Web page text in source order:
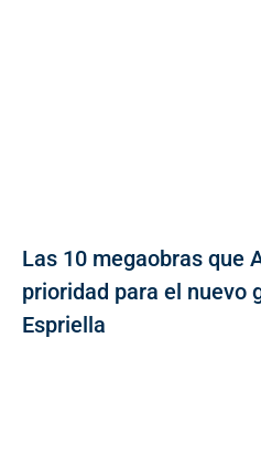
Las 10 megaobras que
prioridad para el nuevo
Espriella